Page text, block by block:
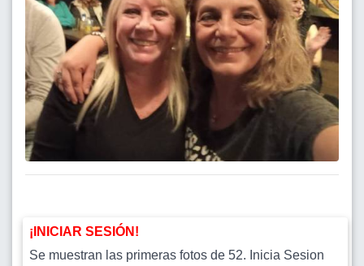
¡INICIAR SESIÓN!
Se muestran las primeras fotos de 52. Inicia Sesion